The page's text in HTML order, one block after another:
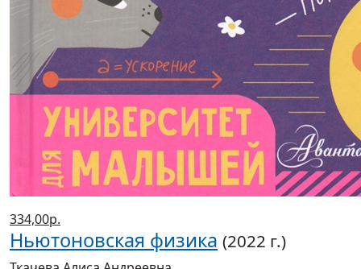
334,00р.
Ньютоновская физика (2022 г.)